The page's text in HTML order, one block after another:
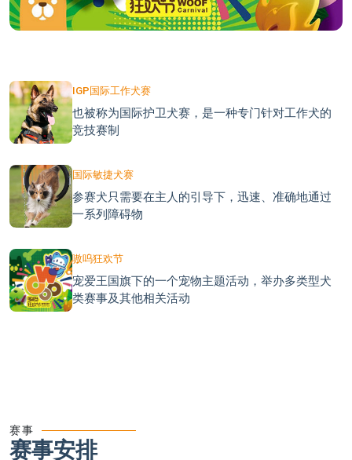
IGP国际工作犬赛
也被称为国际护卫犬赛，是一种专门针对工作犬的
竞技赛制
国际敏捷犬赛
参赛犬只需要在主人的引导下，迅速、准确地通过
一系列障碍物
嗷呜狂欢节
宠爱王国旗下的一个宠物主题活动，举办多类型犬
类赛事及其他相关活动
赛事
赛事安排